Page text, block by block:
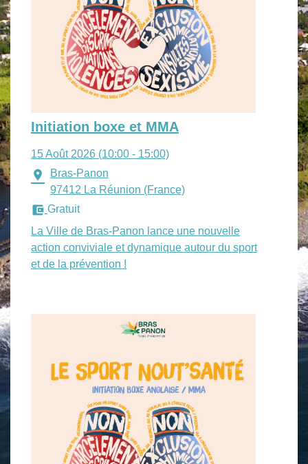
Initiation boxe et MMA
15 Août 2026 (10:00 - 15:00)
location_on
Bras-Panon
97412 La Réunion (France)
account_balance_wallet Gratuit
La Ville de Bras-Panon lance une nouvelle
action conviviale et dynamique autour du sport
et de la prévention !